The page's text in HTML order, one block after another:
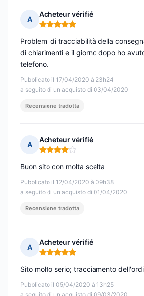
A
Acheteur vérifié
Nota: 5 su 5
Pubblicato il 17/04/2020 à 23h24
a seguito di un acquisto di 03/04/2020
Problemi di tracciabilità della
di chiarimenti e il giorno dopo ho
telefono.
Recensione tradotta
A
Acheteur vérifié
Nota: 4 su 5
Pubblicato il 12/04/2020 à 09h38
a seguito di un acquisto di 01/04/2020
Buon sito con molta scelta
Recensione tradotta
A
Acheteur vérifié
Nota: 5 su 5
Pubblicato il 05/04/2020 à 13h25
a seguito di un acquisto di 09/03/2020
Sito molto serio; tracciamento